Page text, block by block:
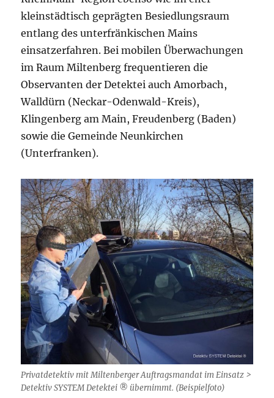
kleinstädtisch geprägten Besiedlungsraum
entlang des unterfränkischen Mains
einsatzerfahren. Bei mobilen Überwachungen
im Raum Miltenberg frequentieren die
Observanten der Detektei auch Amorbach,
Walldürn (Neckar-Odenwald-Kreis),
Klingenberg am Main, Freudenberg (Baden)
sowie die Gemeinde Neunkirchen
(Unterfranken).
Privatdetektiv mit Miltenberger Auftragsmandat im Einsatz >
Detektiv SYSTEM Detektei ® übernimmt. (Beispielfoto)